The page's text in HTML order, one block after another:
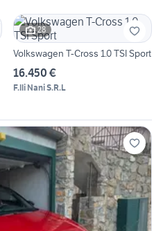
28
Volkswagen T-Cross 1.0 TSI Sport
16.450 €
F.lli Nani S.R.L